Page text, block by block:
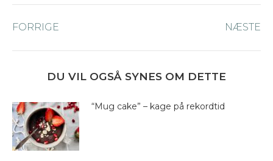
navigation
FORRIGE NÆSTE
DU VIL OGSÅ SYNES OM DETTE
“Mug cake” – kage på rekordtid